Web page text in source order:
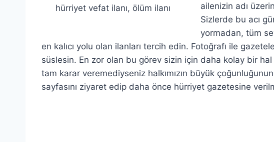
hürriyet vefat ilanı, ölüm ilanı
ailenizin adı
Sizlerde bu acı
yormadan, tüm
en kalıcı yolu olan ilanları tercih edin. Fotoğrafı ile
süslesin. En zor olan bu görev sizin için daha kolay bir hal
tam karar veremediyseniz halkımızın büyük çoğunluğunun
sayfasını ziyaret edip daha önce hürriyet gazetesine